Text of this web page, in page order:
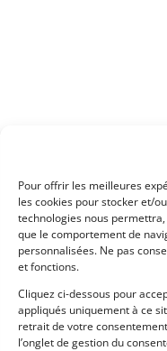
Pour offrir les meilleures
les cookies pour stocker et/
technologies nous
que le comportement de
personnalisées. Ne pas
et fonctions.
Cliquez ci-dessous pour
appliqués uniquement à ce
retrait de votre
l’onglet de gestion du